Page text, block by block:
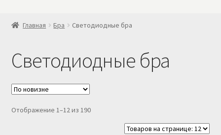
Все люстры
Контакты
Корзина
Главная Бра Светодиодные бра
Светодиодные бра
Отображение 1–12 из 190Сортировка: